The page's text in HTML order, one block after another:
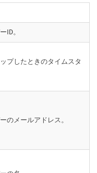
ID。
プしたときのタイムスタ
のメールアドレス。